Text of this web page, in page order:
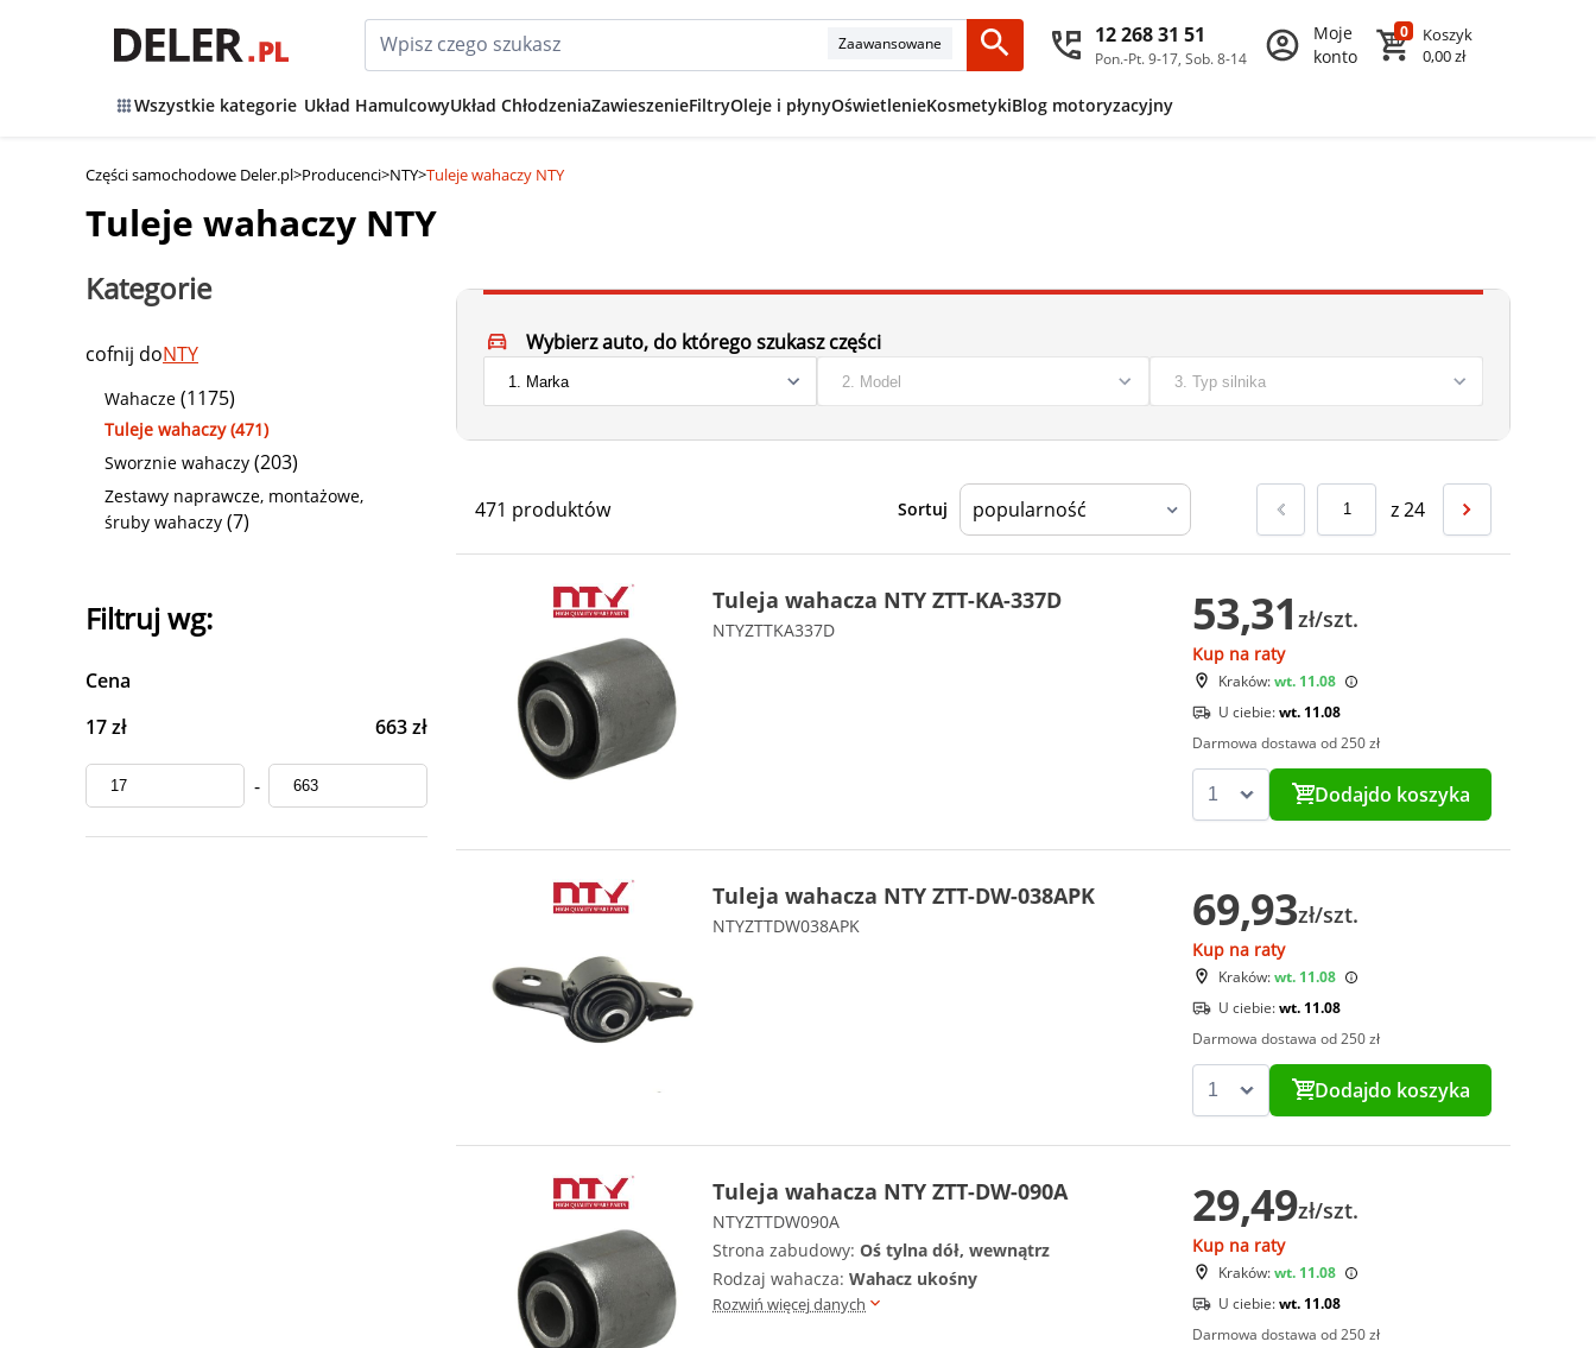
Zaawansowane 12 268 31 51
Pon.-Pt. 9-17, Sob. 8-14
Moje
konto
0
Koszyk
0,00 zł
Wszystkie kategorie Układ HamulcowyUkład ChłodzeniaZawieszenieFiltryOleje i płynyOświetlenieKosmetykiBlog motoryzacyjny
Części samochodowe Deler.pl>Producenci>NTY>Tuleje wahaczy NTY
Tuleje wahaczy NTY
Kategorie
cofnij doNTY
Wahacze (1175)
Tuleje wahaczy (471)
Sworznie wahaczy (203)
Zestawy naprawcze, montażowe,
śruby wahaczy (7)
Filtruj wg:
Cena
17 zł
663 zł
-
Wybierz auto, do którego szukasz części
471 produktów Sortuj z24
Tuleja wahacza NTY ZTT-KA-337D
NTYZTTKA337D 53,31 zł/szt.
Kup na raty
Kraków:wt. 11.08
U ciebie:wt. 11.08
Darmowa dostawa od 250 zł
Dodajdo koszyka
Tuleja wahacza NTY ZTT-DW-038APK
NTYZTTDW038APK 69,93zł/szt.
Kup na raty
Kraków:wt. 11.08
U ciebie:wt. 11.08
Darmowa dostawa od 250 zł
Dodajdo koszyka
Tuleja wahacza NTY ZTT-DW-090A
NTYZTTDW090A
Strona zabudowy: Oś tylna dół, wewnątrz
Rodzaj wahacza: Wahacz ukośny
Rozwiń więcej danych
29,49zł/szt.
Kup na raty
Kraków:wt. 11.08
U ciebie:wt. 11.08
Darmowa dostawa od 250 zł